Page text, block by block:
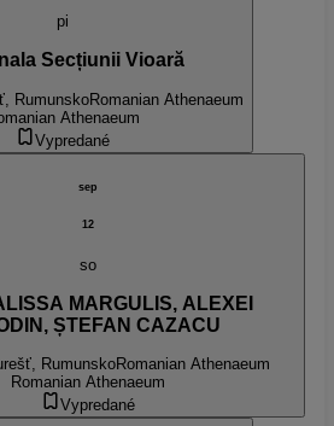
pi
Secțiunii Vioară
RumunskoRomanian Athenaeum
Athenaeum
Vypredané
sep
12
so
MARGULIS, ALEXEI
ȘTEFAN CAZACU
RumunskoRomanian Athenaeum
Romanian Athenaeum
Vypredané